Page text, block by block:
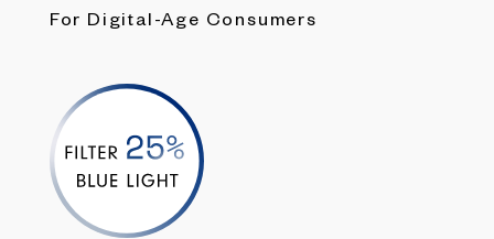
For Digital-Age Consumers